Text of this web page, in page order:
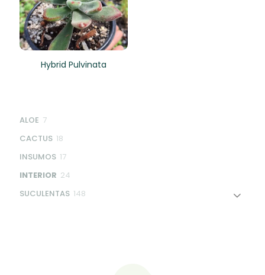
Hybrid Pulvinata
ALOE 77
CACTUS 18
INSUMOS 1717
INTERIOR 24
SUCULENTAS 148